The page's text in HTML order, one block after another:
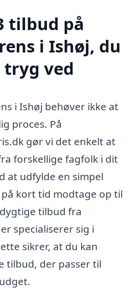
tilbud på
i Ishøj, du
ved
i Ishøj behøver ikke at
proces. På
gør vi det enkelt at
forskellige fagfolk i dit
at udfylde en simpel
kort tid modtage op til
tilbud fra
specialiserer sig i
sikrer, at du kan
tilbud, der passer til